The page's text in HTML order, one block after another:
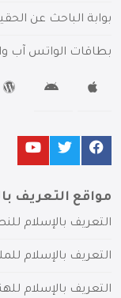
بوابة الباحث عن
بطاقات الواتس آب
مواقع التعريف
التعريف بالإسلام
التعريف بالإسلام
التعريف بالإسلام